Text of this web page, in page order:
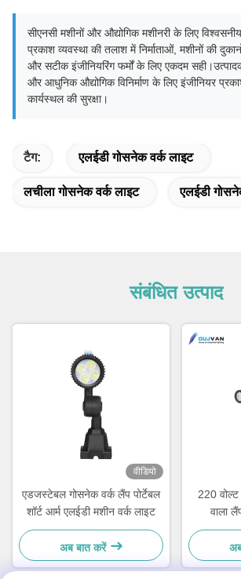
सीएनसी मशीनों और औद्योगिक मशीनरी के लिए
प्रकाश व्यवस्था की तलाश में निर्माताओं, मशीनों की
और सटीक इंजीनियरिंग फर्मों के लिए एकदम
और आधुनिक औद्योगिक विनिर्माण के लिए इंजीनियर
कार्यस्थल की सुरक्षा।
टैग: एलईडी गोसनेक वर्क लाइट
लचीला गोसनेक वर्क लाइट एलईडी
संबंधित उत्पाद
वीडियो
एडजस्टेबल गोसनेक वर्क लैंप पोर्टेबल
शॉर्ट आर्म एलईडी मशीन वर्क लाइट
अब बात करें
220
वाला
गुज़रनेवाला